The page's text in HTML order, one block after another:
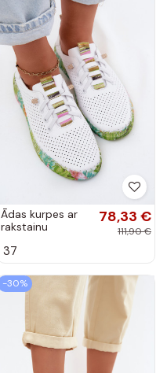
Ādas kurpes ar
rakstainu
58C0441 baltā
78,33 €
111,90 €
37
-30%